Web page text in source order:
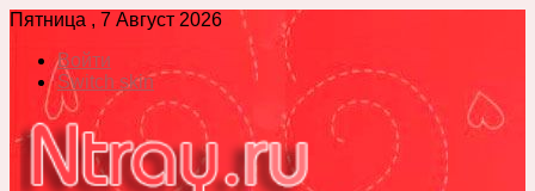
Пятница , 7 Август 2026
Войти
Switch skin